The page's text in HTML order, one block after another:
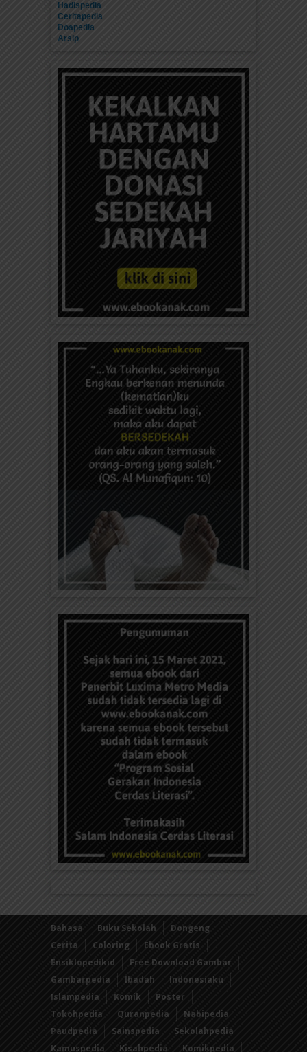
Hadispedia
Ceritapedia
Doapedia
Arsip
Bahasa Buku Sekolah
Dongeng
Cerita
Coloring
Ebook Gratis
Ensiklopedikid
Free Download Gambar
Gambarpedia
Ibadah
Indonesiaku
Islampedia
Komik
Poster
Tokohpedia
Quranpedia
Nabipedia
Paudpedia
Sainspedia
Sekolahpedia
Kamuspedia
Kisahpedia Komikpedia